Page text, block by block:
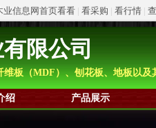
业信息网首页看看 | 看采购 | 看行情 |
限公司
板（MDF）、刨花板、地板以及
绍 产品展示